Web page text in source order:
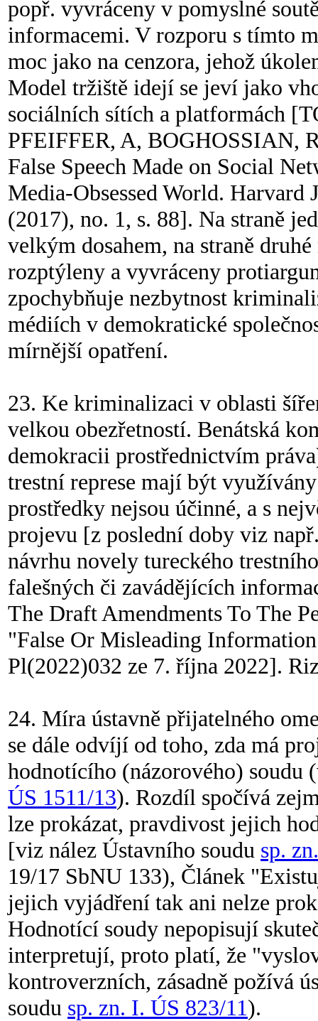
popř. vyvráceny v pomyslné
informacemi. V rozporu s tímto
moc jako na cenzora, jehož
Model tržiště idejí se jeví jako
sociálních sítích a platformách
PFEIFFER, A, BOGHOSSIAN,
False Speech Made on Social
Media-Obsessed World.
(2017), no. 1, s. 88]. Na straně
velkým dosahem, na straně
rozptýleny a vyvráceny
zpochybňuje nezbytnost
médiích v demokratické
mírnější opatření.
23. Ke kriminalizaci v oblasti
velkou obezřetností. Benátská
demokracii prostřednictvím
trestní represe mají být
prostředky nejsou účinné, a s
projevu [z poslední doby viz
návrhu novely tureckého
falešných či zavádějících
The Draft Amendments To The
"False Or Misleading
Pl(2022)032 ze 7. října 2022].
24. Míra ústavně přijatelného
se dále odvíjí od toho, zda má
hodnotícího (názorového)
ÚS 1511/13). Rozdíl spočívá
lze prokázat, pravdivost jejich
[viz nález Ústavního soudu sp.
19/17 SbNU 133), Článek
jejich vyjádření tak ani nelze
Hodnotící soudy nepopisují
interpretují, proto platí, že
kontroverzních, zásadně požívá
soudu sp. zn. I. ÚS 823/11).